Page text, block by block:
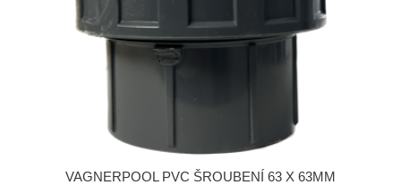
VAGNERPOOL PVC ŠROUBENÍ 63 X 63MM